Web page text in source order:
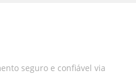
seguro e confiável via